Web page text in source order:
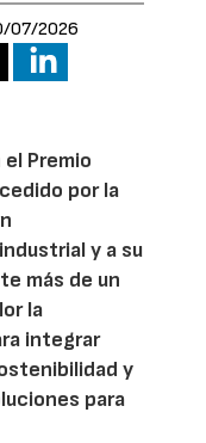
07/2026
Premio
por la
y a su
más de un
la
integrar
y
para